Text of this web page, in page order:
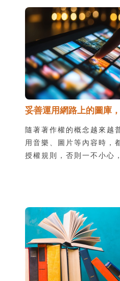
妥善運用網路上的圖庫
隨著著作權的概念越來越
用音樂、圖片等內容時，
授權規則，否則一不小心
吧！